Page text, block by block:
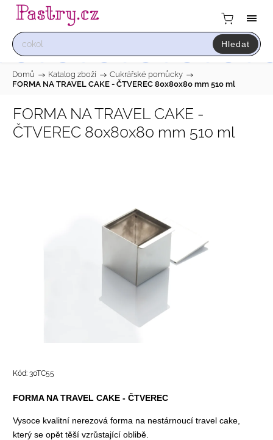
Hledat
Domů / Katalog zboží / Cukrářské pomůcky /
FORMA NA TRAVEL CAKE - ČTVEREC 80x80x80 mm 510 ml
FORMA NA TRAVEL CAKE -
ČTVEREC 80x80x80 mm 510 ml
Kód: 30TC55
FORMA NA TRAVEL CAKE - ČTVEREC
Vysoce kvalitní nerezová forma na nestárnoucí travel cake,
který se opět těší vzrůstající oblibě.